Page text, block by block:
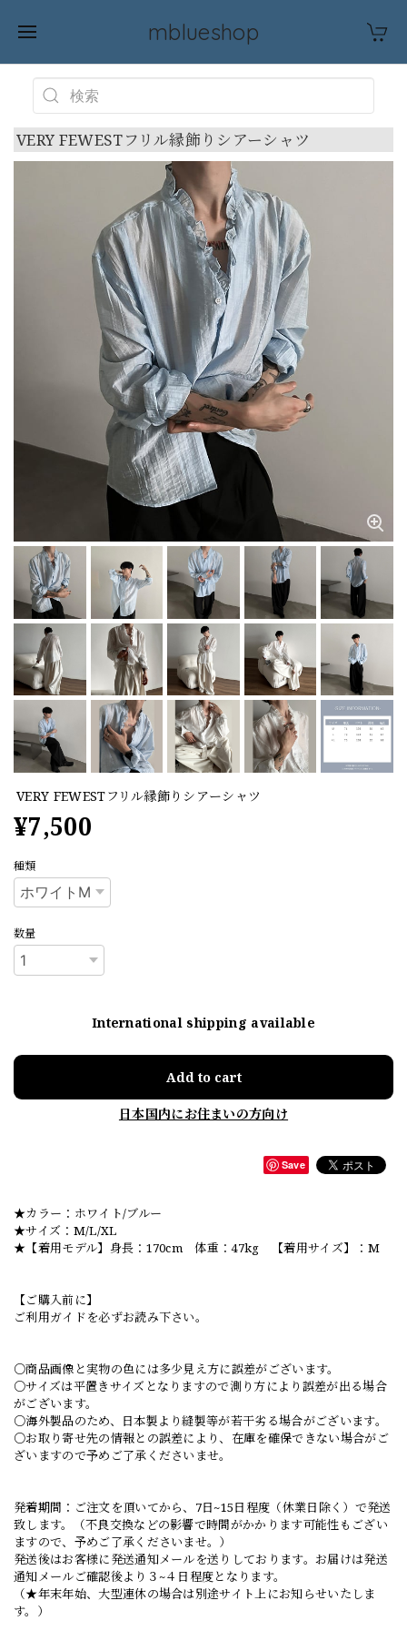
mblueshop
VERY FEWESTフリル縁飾りシアーシャツ
VERY FEWESTフリル縁飾りシアーシャツ
¥7,500
種類
数量
International shipping available
Add to cart
日本国内にお住まいの方向け
Save
★カラー：ホワイト/ブルー
★サイズ：M/L/XL
★【着用モデル】身長：170cm 体重：47kg 【着用サイズ】：M
【ご購入前に】
ご利用ガイドを必ずお読み下さい。
○商品画像と実物の色には多少見え方に誤差がございます。
○サイズは平置きサイズとなりますので測り方により誤差が出る場合
がございます。
○海外製品のため、日本製より縫製等が若干劣る場合がございます。
○お取り寄せ先の情報との誤差により、在庫を確保できない場合がご
ざいますので予めご了承くださいませ。
発着期間：ご注文を頂いてから、7日~15日程度（休業日除く）で発送
致します。（不良交換などの影響で時間がかかります可能性もござい
ますので、予めご了承くださいませ。）
発送後はお客様に発送通知メールを送りしております。お届けは発送
通知メールご確認後より３~４日程度となります。
（★年末年始、大型連休の場合は別途サイト上にお知らせいたしま
す。）